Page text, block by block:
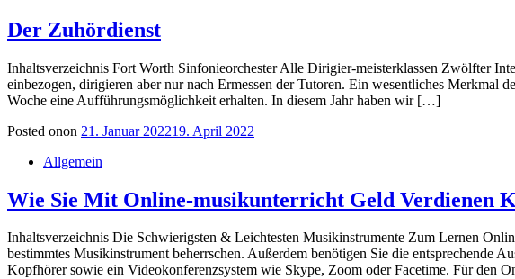
Der Zuhördienst
Inhaltsverzeichnis Fort Worth Sinfonieorchester Alle Dirigier-meisterklassen Zwölfter
einbezogen, dirigieren aber nur nach Ermessen der Tutoren. Ein wesentliches Merkmal
Woche eine Aufführungsmöglichkeit erhalten. In diesem Jahr haben wir […]
Posted onon 21. Januar 202219. April 2022
Allgemein
Wie Sie Mit Online-musikunterricht Geld Verdienen
Inhaltsverzeichnis Die Schwierigsten & Leichtesten Musikinstrumente Zum Lernen
bestimmtes Musikinstrument beherrschen. Außerdem benötigen Sie die
Kopfhörer sowie ein Videokonferenzsystem wie Skype, Zoom oder Facetime. Für den